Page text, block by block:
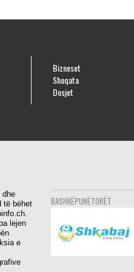
Bizneset
Shoqata
Dosjet
dhe
të bëhet
lejen
e
BASHKËPUNËTORËT